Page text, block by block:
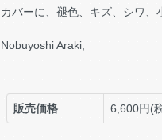
カバーに、褪色、キズ、シワ、
Nobuyoshi Araki,
販売価格 6,600円(